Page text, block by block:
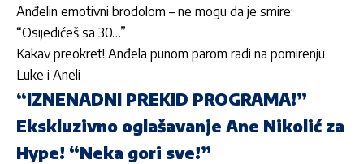
Anđelin emotivni brodolom – ne mogu da je smire:
“Osijedićeš sa 30…”
Kakav preokret! Anđela punom parom radi na pomirenju
Luke i Aneli
“IZNENADNI PREKID PROGRAMA!”
Ekskluzivno oglašavanje Ane Nikolić za
Hype! “Neka gori sve!”